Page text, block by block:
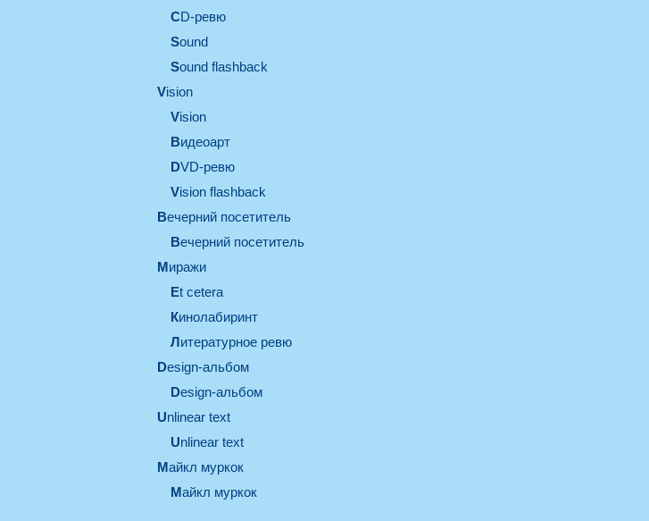
CD-ревю
sound
Sound flashback
vision
vision
видеоарт
DVD-ревю
Vision flashback
вечерний посетитель
вечерний посетитель
миражи
et cetera
кинолабиринт
литературное ревю
design-альбом
design-альбом
unlinear text
Unlinear text
майкл муркок
майкл муркок